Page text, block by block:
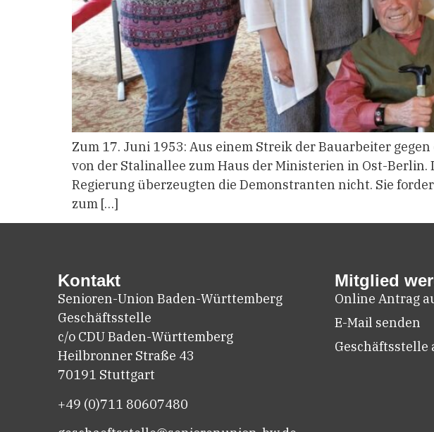
Zum 17. Juni 1953: Aus einem Streik der Bauarbeiter
von der Stalinallee zum Haus der Ministerien in Ost-
Regierung überzeugten die Demonstranten nicht. Sie
zum […]
Kontakt
Senioren-Union Baden-Württemberg
Geschäftsstelle
c/o CDU Baden-Württemberg
Heilbronner Straße 43
70191 Stuttgart
+49 (0)711 80607480
Mitglied
Online Antrag
E-Mail senden
Geschäftsstelle